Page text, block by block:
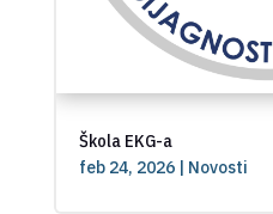
Škola EKG-a
feb 24, 2026| Novosti